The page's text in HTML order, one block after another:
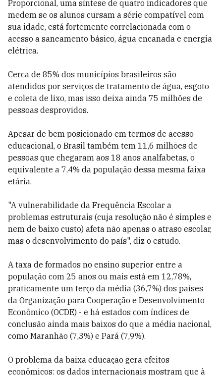
Proporcional, uma síntese de quatro indicadores que
medem se os alunos cursam a série compatível com
sua idade, está fortemente correlacionada com o
acesso a saneamento básico, água encanada e energia
elétrica.
Cerca de 85% dos municípios brasileiros são
atendidos por serviços de tratamento de água, esgoto
e coleta de lixo, mas isso deixa ainda 75 milhões de
pessoas desprovidos.
Apesar de bem posicionado em termos de acesso
educacional, o Brasil também tem 11,6 milhões de
pessoas que chegaram aos 18 anos analfabetas, o
equivalente a 7,4% da população dessa mesma faixa
etária.
"A vulnerabilidade da Frequência Escolar a
problemas estruturais (cuja resolução não é simples e
nem de baixo custo) afeta não apenas o atraso escolar,
mas o desenvolvimento do país", diz o estudo.
A taxa de formados no ensino superior entre a
população com 25 anos ou mais está em 12,78%,
praticamente um terço da média (36,7%) dos países
da Organização para Cooperação e Desenvolvimento
Econômico (OCDE) - e há estados com índices de
conclusão ainda mais baixos do que a média nacional,
como Maranhão (7,3%) e Pará (7,9%).
O problema da baixa educação gera efeitos
econômicos: os dados internacionais mostram que à